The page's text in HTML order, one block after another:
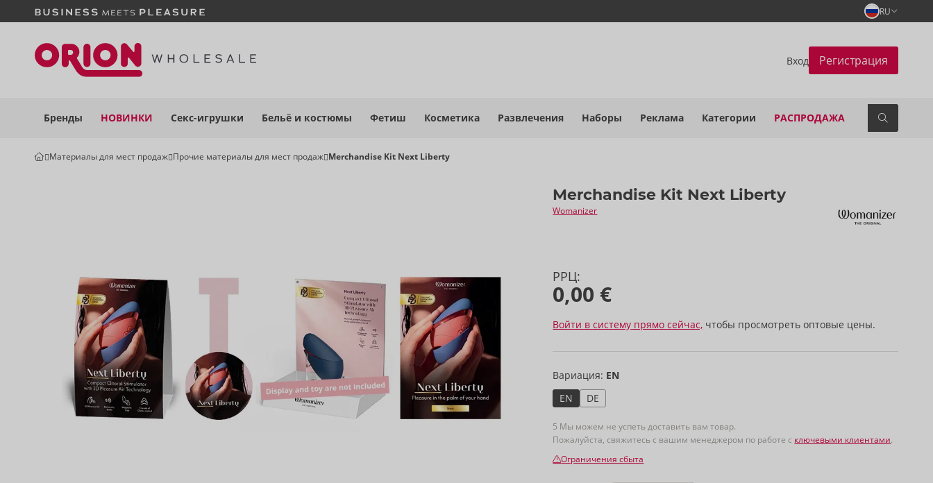
RU
Вход Регистрация
Бренды НОВИНКИ Секс-игрушки Бельё и костюмы Фетиш Косметика Развлечения Наборы Реклама Категории РАСПРОДАЖА
Материалы для мест продаж Прочие материалы для мест продаж Merchandise Kit Next Liberty
Merchandise Kit Next Liberty
Womanizer
РРЦ:
0,00 €
Войти в систему прямо сейчас, чтобы просмотреть оптовые цены.
Вариация: EN
EN
DE
5 Мы можем не успеть доставить вам товар.
Пожалуйста, свяжитесь с вашим менеджером по работе с ключевыми клиентами.
Ограничения сбыта